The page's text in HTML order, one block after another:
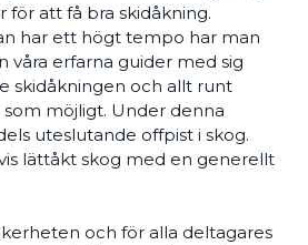
för att få bra skidåkning.
har ett högt tempo har man
våra erfarna guider med sig
skidåkningen och allt runt
möjligt. Under denna
uteslutande offpist i skog.
lättåkt skog med en generellt
och för alla deltagares